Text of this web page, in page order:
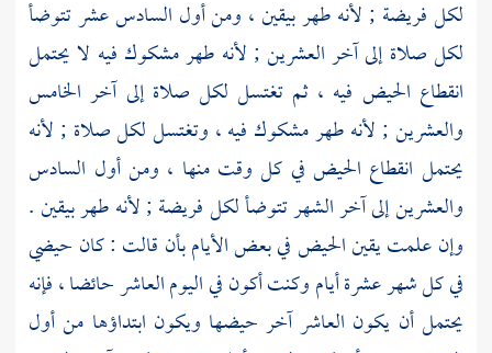
لكل فريضة ; لأنه طهر بيقين ، ومن أول السادس عشر تتوضأ
لكل صلاة إلى آخر العشرين ; لأنه طهر مشكوك فيه لا يحتمل
انقطاع الحيض فيه ، ثم تغتسل لكل صلاة إلى آخر الخامس
والعشرين ; لأنه طهر مشكوك فيه ، وتغتسل لكل صلاة ; لأنه
يحتمل انقطاع الحيض في كل وقت منها ، ومن أول السادس
والعشرين إلى آخر الشهر تتوضأ لكل فريضة ; لأنه طهر بيقين .
وإن علمت يقين الحيض في بعض الأيام بأن قالت : كان حيضي
في كل شهر عشرة أيام وكنت أكون في اليوم العاشر حائضا ، فإنه
يحتمل أن يكون العاشر آخر حيضها ويكون ابتداؤها من أول